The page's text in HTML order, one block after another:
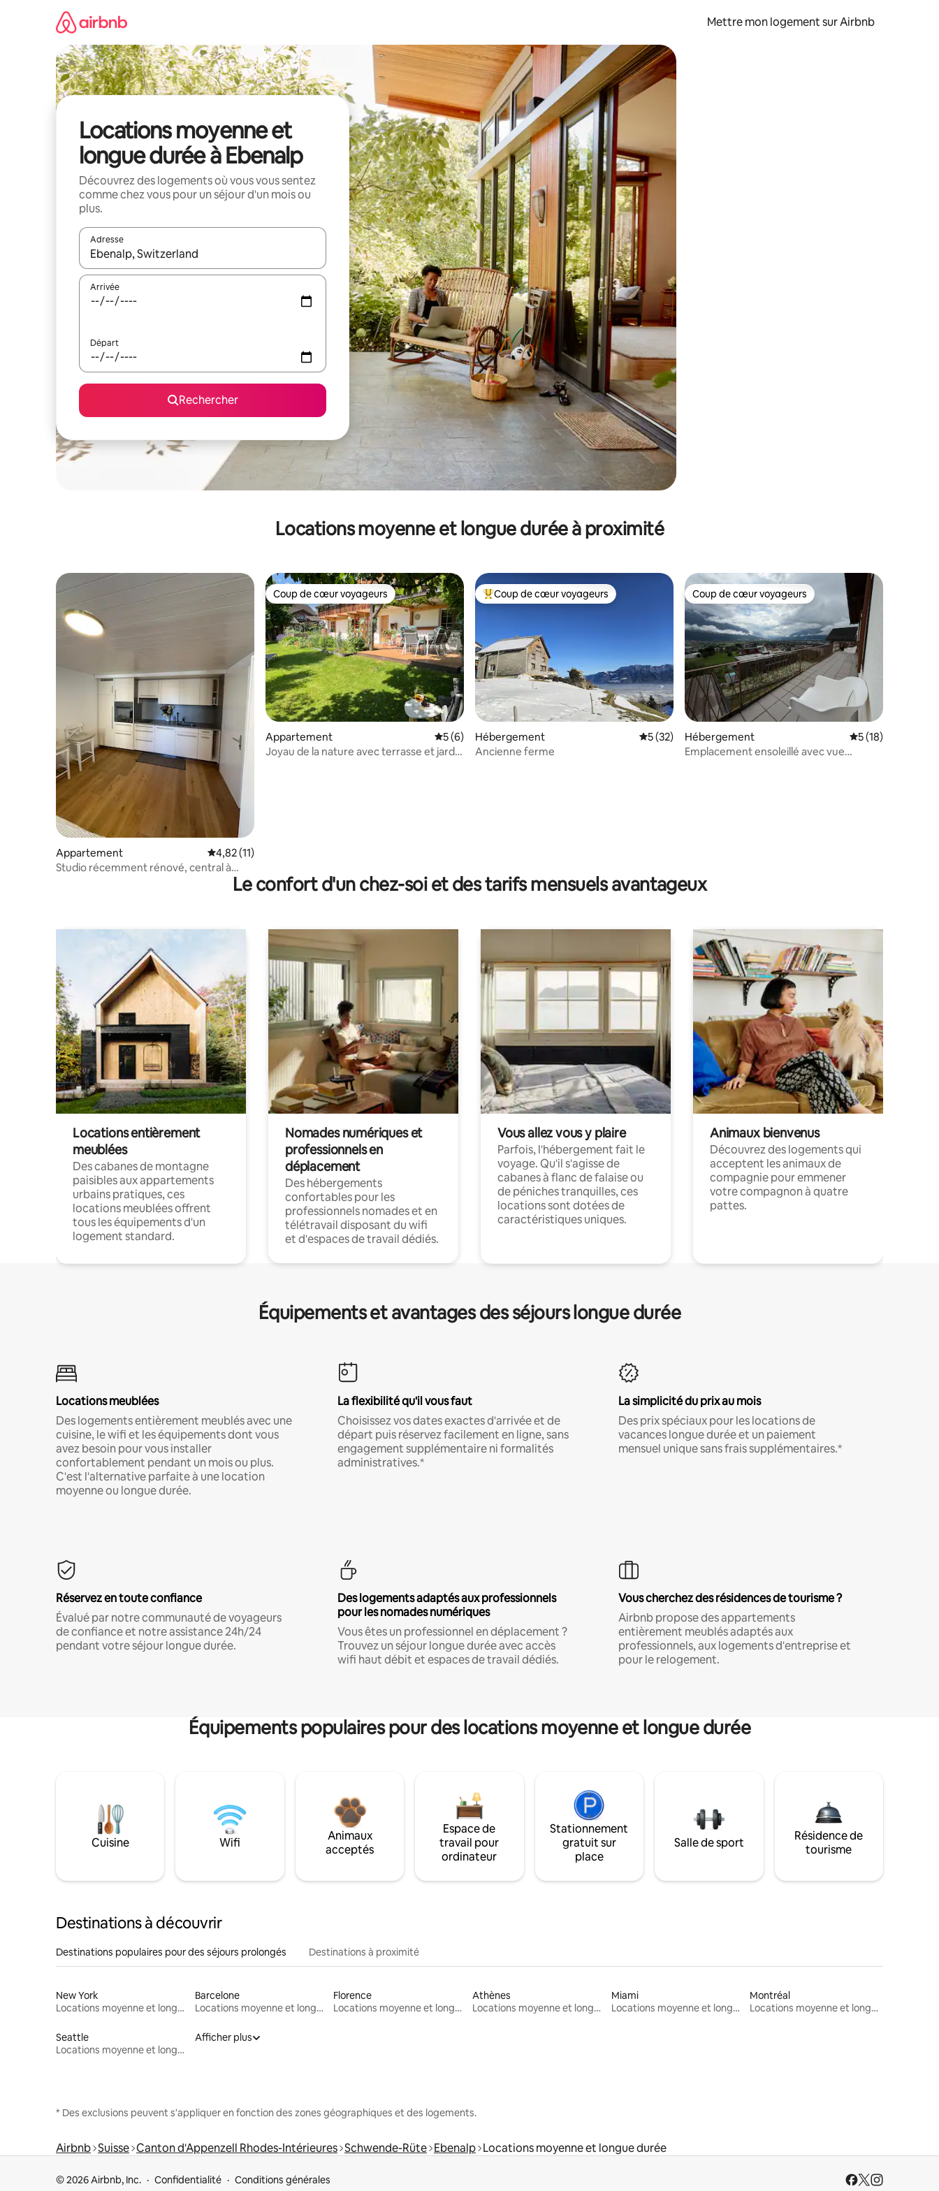
Mettre mon logement sur Airbnb
Locations moyenne et
longue durée à Ebenalp
Découvrez des logements où vous vous sentez
comme chez vous pour un séjour d'un mois ou
plus.
Adresse
Lorsque les résultats s'affichent, utilisez les flèches vers le haut et vers le bas pour les parcourir ou en appuyant et en faisant glisser.
Arrivée
Départ
Rechercher
Locations moyenne et longue durée à proximité
Appartement Évaluation moyenne sur la base de 11 commentaires : 4,82 sur 5
4,82 (11)
Studio récemment rénové, central à
Coup de cœur voyageurs
Coup de cœur voyageurs
Appartement Évaluation moyenne sur la base de 6 commentaires : 5 sur 5
5 (6)
Joyau de la nature avec terrasse et jardin
Coups de cœur voyageurs les plus appréciés
Coup de cœur voyageurs
Hébergement Évaluation moyenne sur la base de 32 commentaires : 5 sur 5
5 (32)
Ancienne ferme
Coup de cœur voyageurs
Coup de cœur voyageurs
Hébergement Évaluation
5 (18)
Emplacement ensoleillé avec vue
Le confort d'un chez-soi et des tarifs mensuels avantageux
Locations entièrement
meublées
Des cabanes de montagne
paisibles aux appartements
urbains pratiques, ces
locations meublées offrent
tous les équipements d'un
logement standard.
Nomades numériques et
professionnels en
déplacement
Des hébergements
confortables pour les
professionnels nomades et en
télétravail disposant du wifi
et d'espaces de travail dédiés.
Vous allez vous y plaire
Parfois, l'hébergement fait le
voyage. Qu'il s'agisse de
cabanes à flanc de falaise ou
de péniches tranquilles, ces
locations sont dotées de
caractéristiques uniques.
Animaux bienvenus
Découvrez des logements qui
acceptent les animaux de
compagnie pour emmener
votre compagnon à quatre
pattes.
Équipements et avantages des séjours longue durée
Locations meublées
Des logements entièrement meublés avec une
cuisine, le wifi et les équipements dont vous
avez besoin pour vous installer
confortablement pendant un mois ou plus.
C'est l'alternative parfaite à une location
moyenne ou longue durée.
La flexibilité qu'il vous faut
Choisissez vos dates exactes d'arrivée et de
départ puis réservez facilement en ligne, sans
engagement supplémentaire ni formalités
administratives.*
La simplicité du prix au mois
Des prix spéciaux pour les locations de
vacances longue durée et un paiement
mensuel unique sans frais supplémentaires.*
Réservez en toute confiance
Évalué par notre communauté de voyageurs
de confiance et notre assistance 24h/24
pendant votre séjour longue durée.
Des logements adaptés aux professionnels
pour les nomades numériques
Vous êtes un professionnel en déplacement ?
Trouvez un séjour longue durée avec accès
wifi haut débit et espaces de travail dédiés.
Vous cherchez des résidences de tourisme ?
Airbnb propose des appartements
entièrement meublés adaptés aux
professionnels, aux logements d'entreprise et
pour le relogement.
Équipements populaires pour des locations moyenne et longue durée
Cuisine Wifi
Animaux
acceptés
Espace de
travail pour
ordinateur
Stationnement
gratuit sur
place
Salle de sport
Résidence de
tourisme
Destinations à découvrir
Destinations populaires pour des séjours prolongés Destinations à proximité
New York
Locations moyenne et longue durée
Barcelone
Locations moyenne et longue durée
Florence
Locations moyenne et longue durée
Athènes
Locations moyenne et longue durée
Miami
Locations moyenne et longue durée
Montréal
Locations moyenne et longue durée
Seattle
Locations moyenne et longue durée
Afficher plus
* Des exclusions peuvent s'appliquer en fonction des zones géographiques et des logements.
Airbnb Suisse Canton d'Appenzell Rhodes-Intérieures Schwende-Rüte Ebenalp Locations moyenne et longue durée
© 2026 Airbnb, Inc. Confidentialité Conditions générales